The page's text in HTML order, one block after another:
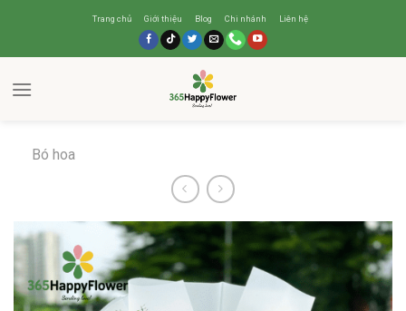
Trang chủ Giới thiệu Blog Chi nhánh Liên hệ
Bó hoa